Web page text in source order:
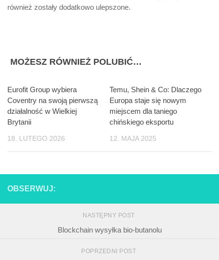
również zostały dodatkowo ulepszone.
MOŻESZ RÓWNIEŻ POLUBIĆ…
Eurofit Group wybiera
Coventry na swoją pierwszą
działalność w Wielkiej
Brytanii
18. LUTEGO 2026
Temu, Shein & Co: Dlaczego
Europa staje się nowym
miejscem dla taniego
chińskiego eksportu
12. MAJA 2025
OBSERWUJ:
NASTĘPNY POST
Blockchain wysyłka bio-butanolu
POPRZEDNI POST